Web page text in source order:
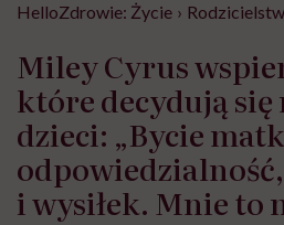
HelloZdrowie: Życie ›
Miley Cyrus
które decydują się
dzieci: „Bycie
i wysiłek. Mnie to